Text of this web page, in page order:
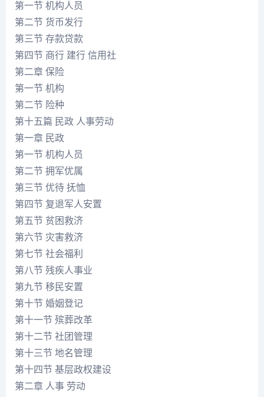
第一节 机构人员
第二节 货币发行
第三节 存款贷款
第四节 商行 建行 信用社
第二章 保险
第一节 机构
第二节 险种
第十五篇 民政 人事劳动
第一章 民政
第一节 机构人员
第二节 拥军优属
第三节 优待 抚恤
第四节 复退军人安置
第五节 贫困救济
第六节 灾害救济
第七节 社会福利
第八节 残疾人事业
第九节 移民安置
第十节 婚姻登记
第十一节 殡葬改革
第十二节 社团管理
第十三节 地名管理
第十四节 基层政权建设
第二章 人事 劳动